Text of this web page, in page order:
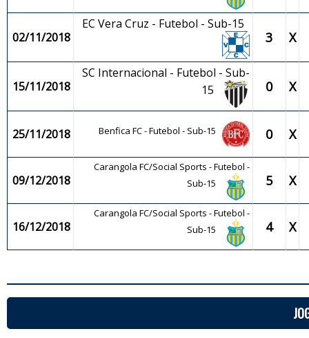
02/11/2018
EC Vera Cruz - Futebol - Sub-15
3 X
15/11/2018
SC Internacional - Futebol - Sub-
15
0 X
25/11/2018 Benfica FC - Futebol - Sub-15 0 X
09/12/2018
Carangola FC/Social Sports - Futebol -
Sub-15
5 X
16/12/2018
Carangola FC/Social Sports - Futebol -
Sub-15
4 X